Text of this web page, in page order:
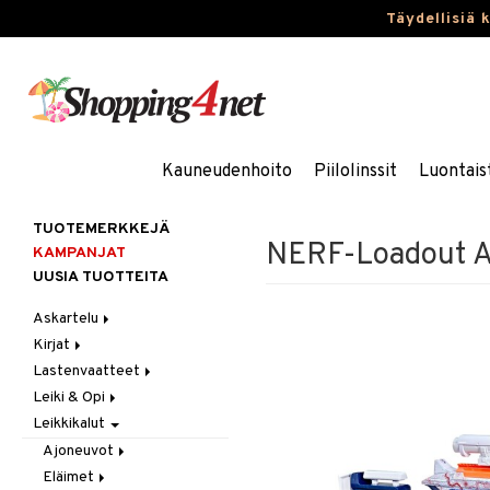
Täydellisiä
Kauneudenhoito Piilolinssit
NERF-Loadout
TUOTEMERKKEJÄ
KAMPANJAT
UUSIA TUOTTEITA
Askartelu
Askartelumateriaalit
Askartelusetti
Helmet
Koulutarvikkeet
Muovailuvaha
Piirrä ja maalaa
Kirjat
Askartelukirjat
Maalauskirjat
Päiväkirjat
Lastenvaatteet
Alaosat
Leggingsit
Alusvaatteet & Sukat
Kengät
Mekot
Leiki & Opi
Opetuslelut
Oppimispelit
Soittimet
Leikkikalut
Ajoneuvot
Autoradat
Eläimet